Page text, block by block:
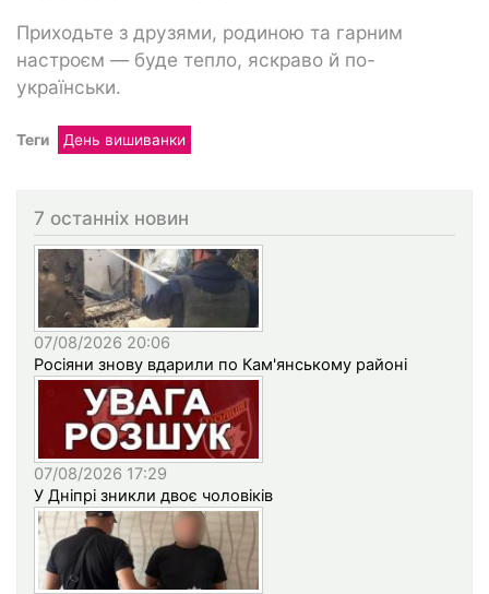
Приходьте з друзями, родиною та гарним
настроєм — буде тепло, яскраво й по-
українськи.
Теги День вишиванки
7 останніх новин
07/08/2026 20:06
Росіяни знову вдарили по Кам'янському районі
07/08/2026 17:29
У Дніпрі зникли двоє чоловіків